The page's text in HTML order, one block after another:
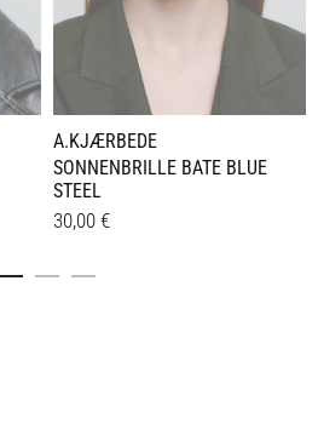
A.KJÆRBEDE
SONNENBRILLE BATE BLUE
STEEL
30,00 €